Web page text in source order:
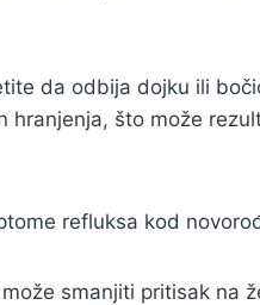
da odbija dojku ili
što može
refluksa kod
smanjiti pritisak na